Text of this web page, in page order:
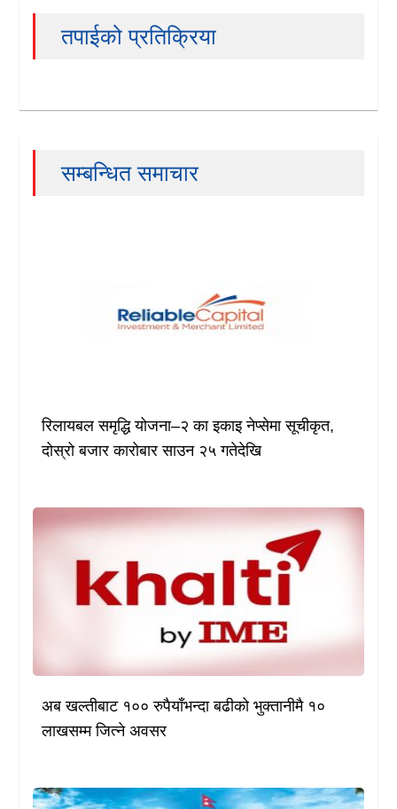
तपाईको प्रतिक्रिया
सम्बन्धित समाचार
रिलायबल समृद्धि योजना–२ का इकाइ नेप्सेमा सूचीकृत,
दोस्रो बजार कारोबार साउन २५ गतेदेखि
अब खल्तीबाट १०० रुपैयाँभन्दा बढीको भुक्तानीमै १०
लाखसम्म जित्ने अवसर